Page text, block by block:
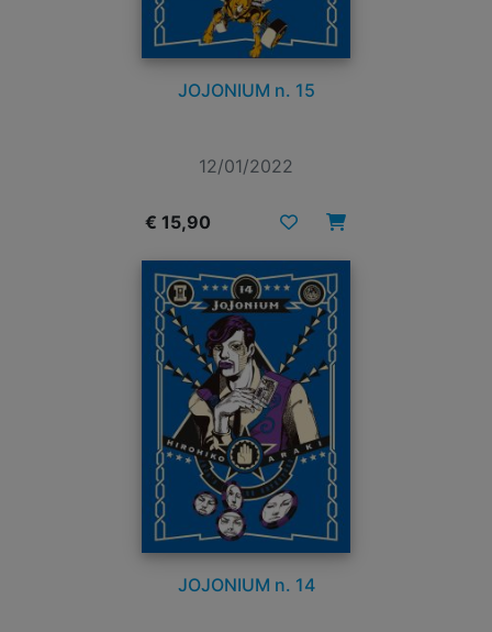
JOJONIUM n. 15
12/01/2022
€ 15,90
JOJONIUM n. 14